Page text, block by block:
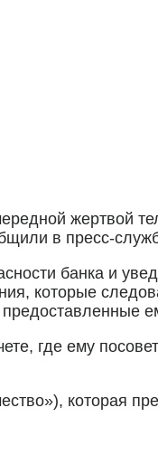
жертвой
в пресс-
банка и
которые
где ему
которая